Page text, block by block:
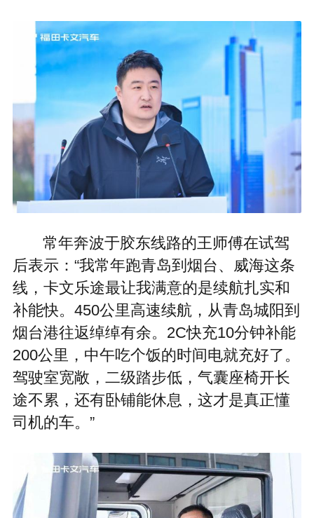
常年奔波于胶东线路的王师傅在试驾
后表示：“我常年跑青岛到烟台、威海这条
线，卡文乐途最让我满意的是续航扎实和
补能快。450公里高速续航，从青岛城阳到
烟台港往返绰绰有余。2C快充10分钟补能
200公里，中午吃个饭的时间电就充好了。
驾驶室宽敞，二级踏步低，气囊座椅开长
途不累，还有卧铺能休息，这才是真正懂
司机的车。”